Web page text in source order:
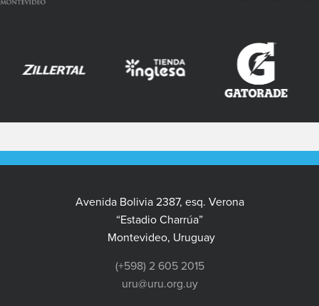
Avenida Bolivia 2387, esq. Verona
“Estadio Charrúa”
Montevideo, Uruguay
(+598) 2 605 2015
uru@uru.org.uy